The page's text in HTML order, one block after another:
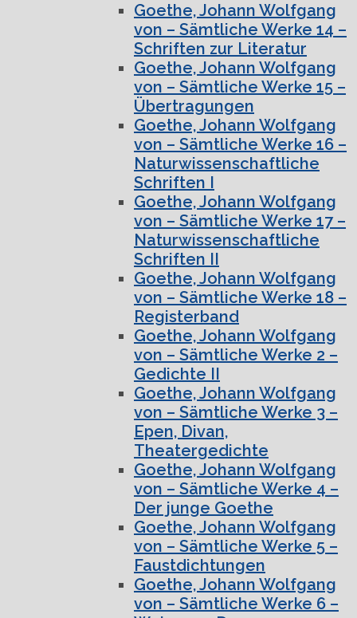
Goethe, Johann Wolfgang
von – Sämtliche Werke 14 –
Schriften zur Literatur
Goethe, Johann Wolfgang
von – Sämtliche Werke 15 –
Übertragungen
Goethe, Johann Wolfgang
von – Sämtliche Werke 16 –
Naturwissenschaftliche
Schriften I
Goethe, Johann Wolfgang
von – Sämtliche Werke 17 –
Naturwissenschaftliche
Schriften II
Goethe, Johann Wolfgang
von – Sämtliche Werke 18 –
Registerband
Goethe, Johann Wolfgang
von – Sämtliche Werke 2 –
Gedichte II
Goethe, Johann Wolfgang
von – Sämtliche Werke 3 –
Epen, Divan,
Theatergedichte
Goethe, Johann Wolfgang
von – Sämtliche Werke 4 –
Der junge Goethe
Goethe, Johann Wolfgang
von – Sämtliche Werke 5 –
Faustdichtungen
Goethe, Johann Wolfgang
von – Sämtliche Werke 6 –